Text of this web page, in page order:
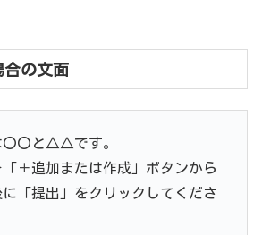
合の文面
〇〇と△△です。
＋追加または作成」ボタンから
「提出」をクリックしてくださ